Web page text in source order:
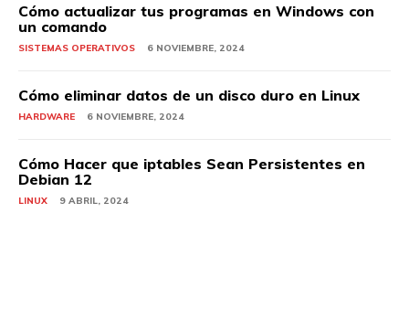
Cómo actualizar tus programas en Windows con
un comando
SISTEMAS OPERATIVOS 6 NOVIEMBRE, 2024
Cómo eliminar datos de un disco duro en Linux
HARDWARE 6 NOVIEMBRE, 2024
Cómo Hacer que iptables Sean Persistentes en
Debian 12
LINUX 9 ABRIL, 2024